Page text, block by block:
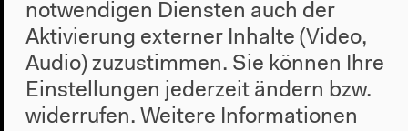
notwendigen Diensten auch der
Aktivierung externer Inhalte (Video,
Audio) zuzustimmen. Sie können Ihre
Einstellungen jederzeit ändern bzw.
widerrufen. Weitere Informationen